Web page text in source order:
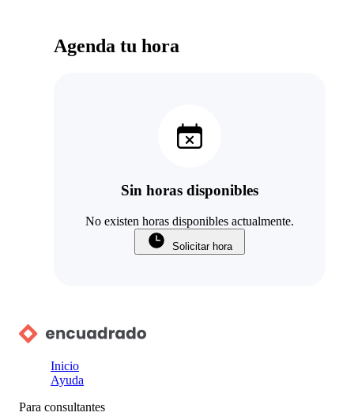
Agenda tu hora
Sin horas disponibles
No existen horas disponibles actualmente.
Solicitar hora
Inicio
Ayuda
Para consultantes